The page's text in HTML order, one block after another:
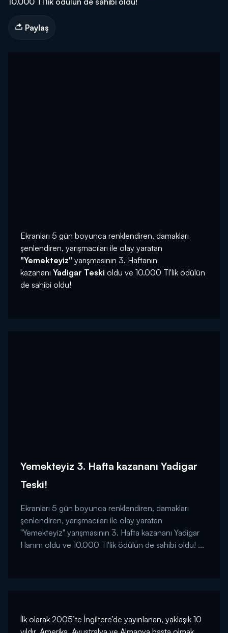
Paylaş
Ekranları 5 gün boyunca renklendiren, damakları
şenlendiren, yarışmacıları ile olay yaratan
"Yemekteyiz" yarışmasının 3. Haftanın
kazananı Yadigar Teski oldu ve 10.000 Tl'lik ödülün
de sahibi oldu!
Yemekteyiz 3. Hafta kazananı Yadigar
Teski!
Ekranları 5 gün boyunca renklendiren, damakları
şenlendiren, yarışmacıları ile olay yaratan
"Yemekteyiz" yarışmasının 3. Hafta kazananı Yadigar
Hanım oldu ve 10.000 Tl'lik ödülün de sahibi oldu! ...
İlk olarak 2005’te İngiltere’de yayınlanan, yaklaşık 10